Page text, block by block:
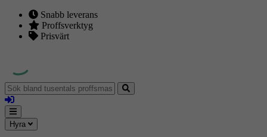
Snabb leverans
Proffsverktyg
Prisvärt
Sök
bland
tusentals
proffsmaskiner
Logga
in
Mina
sidor
Meny
Hyra